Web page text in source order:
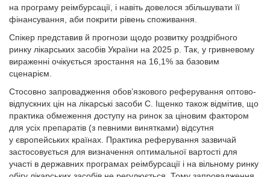
на програму реімбурсації, і навіть довелося збільшувати її
фінансування, аби покрити рівень споживання.
Спікер представив й прогнози щодо розвитку роздрібного
ринку лікарських засобів України на 2025 р. Так, у гривневому
вираженні очікується зростання на 16,1% за базовим
сценарієм.
Стосовно запровадження обов’язкового реферування оптово-
відпускних цін на лікарські засоби С. Іщенко також відмітив, що
практика обмеження доступу на ринок за ціновим фактором
для усіх препаратів (з певними винятками) відсутня
у європейських країнах. Практика реферування зазвичай
застосовується для визначення оптимальної вартості для
участі в державних програмах реімбурсації і на вільному ринку